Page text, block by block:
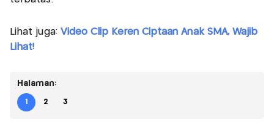
Lihat juga: Video Clip Keren Ciptaan Anak SMA, Wajib
Lihat!
Halaman:
1 2 3